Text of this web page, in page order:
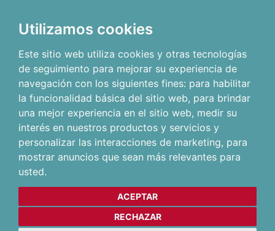
Utilizamos cookies
Este sitio web utiliza cookies y otras tecnologías
de seguimiento para mejorar su experiencia de
navegación con los siguientes fines: para habilitar
la funcionalidad básica del sitio web, para brindar
una mejor experiencia en el sitio web, medir su
interés en nuestros productos y servicios y
personalizar las interacciones de marketing, para
mostrar anuncios que sean más relevantes para
usted.
ACEPTAR
RECHAZAR